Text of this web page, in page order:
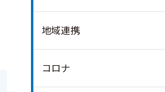
地域連携
コロナ